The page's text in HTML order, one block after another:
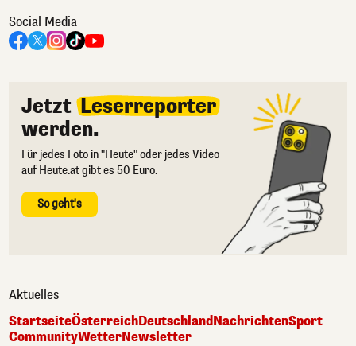
Social Media
Jetzt Leserreporter
werden.
Für jedes Foto in "Heute" oder jedes Video
auf Heute.at gibt es 50 Euro.
So geht's
Aktuelles
StartseiteÖsterreichDeutschlandNachrichtenSport
CommunityWetterNewsletter